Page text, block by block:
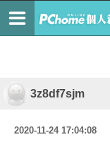
3z8df7sjm
2020-11-24 17:04:08